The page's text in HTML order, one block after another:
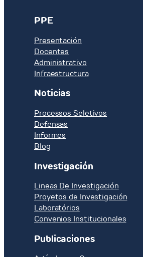
PPE
Presentación
Docentes
Administrativo
Infraestructura
Noticias
Processos Seletivos
Defensas
Informes
Blog
Investigación
Lineas De Investigación
Proyetos de Investigación
Laboratórios
Convenios Institucionales
Publicaciones